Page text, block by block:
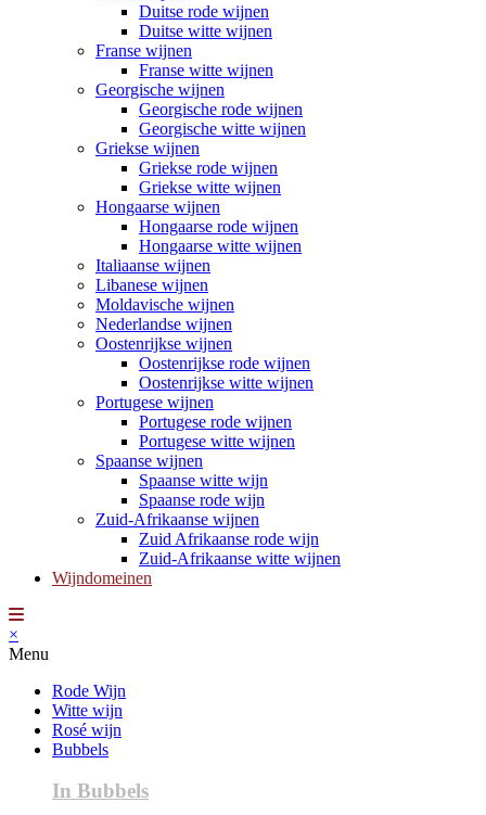
Duitse rode wijnen
Duitse witte wijnen
Franse wijnen
Franse witte wijnen
Georgische wijnen
Georgische rode wijnen
Georgische witte wijnen
Griekse wijnen
Griekse rode wijnen
Griekse witte wijnen
Hongaarse wijnen
Hongaarse rode wijnen
Hongaarse witte wijnen
Italiaanse wijnen
Libanese wijnen
Moldavische wijnen
Nederlandse wijnen
Oostenrijkse wijnen
Oostenrijkse rode wijnen
Oostenrijkse witte wijnen
Portugese wijnen
Portugese rode wijnen
Portugese witte wijnen
Spaanse wijnen
Spaanse witte wijn
Spaanse rode wijn
Zuid-Afrikaanse wijnen
Zuid Afrikaanse rode wijn
Zuid-Afrikaanse witte wijnen
Wijndomeinen
×
Menu
Rode Wijn
Witte wijn
Rosé wijn
Bubbels
In Bubbels